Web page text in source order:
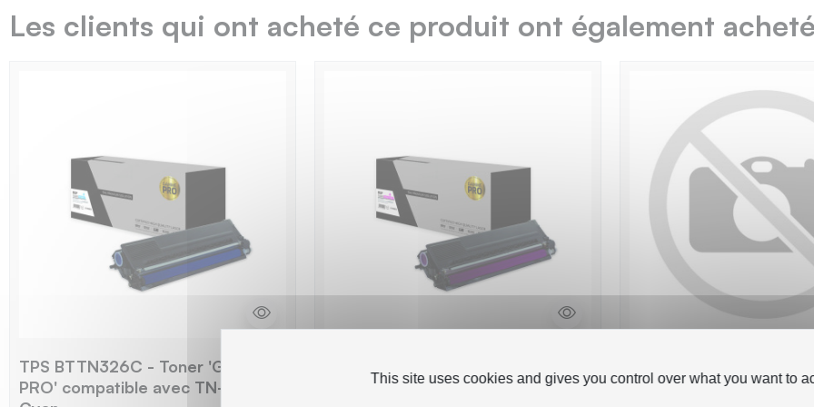
Les clients qui ont acheté ce produit ont également
TPS BTTN326C - Toner 'Gamme
PRO' compatible avec TN-326 -
PRO' compatible avec TN-326 -
'Gamme PRO'
This site uses cookies and gives you control over what you want to